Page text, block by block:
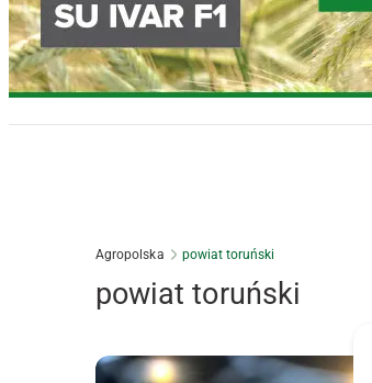
Agropolska powiat toruński
powiat toruński